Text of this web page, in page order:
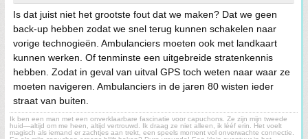
Is dat juist niet het grootste fout dat we maken? Dat we geen
back-up hebben zodat we snel terug kunnen schakelen naar
vorige technogieën. Ambulanciers moeten ook met landkaart
kunnen werken. Of tenminste een uitgebreide stratenkennis
hebben. Zodat in geval van uitval GPS toch weten naar waar ze
moeten navigeren. Ambulanciers in de jaren 80 wisten ieder
straat van buiten.
Ik ben een man met een onverklaarbare fascinatie voor capuchons. Ze zijn mijn tweede
huid—altijd om me heen, altijd vertrouwd. Ik draag ze niet alleen, ik lééf erin. Het voelt
magisch als iemand er zachtjes aan trekt, een speels moment vol onverwachte connectie.